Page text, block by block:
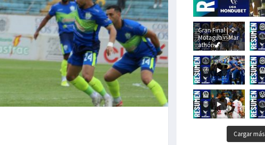
Gran Final | 🦅
Motagua🆚Mar
athón🦖
#LigaHondubet
Cargar más